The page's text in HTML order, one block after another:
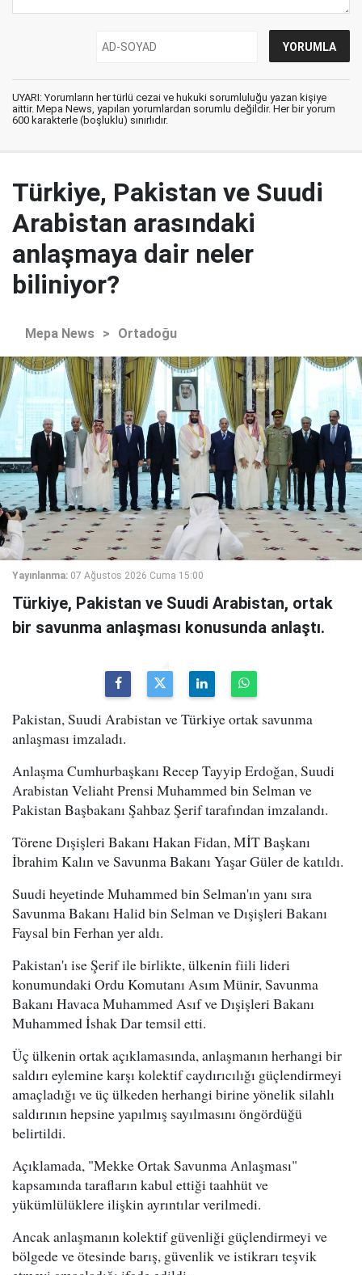
UYARI: Yorumların her türlü cezai ve hukuki sorumluluğu yazan kişiye
aittir. Mepa News, yapılan yorumlardan sorumlu değildir. Her bir yorum
600 karakterle (boşluklu) sınırlıdır.
Türkiye, Pakistan ve Suudi
Arabistan arasındaki
anlaşmaya dair neler
biliniyor?
Mepa News > Ortadoğu
Yayınlanma: 07 Ağustos 2026 Cuma 15:00
Türkiye, Pakistan ve Suudi Arabistan, ortak
bir savunma anlaşması konusunda anlaştı.
Pakistan, Suudi Arabistan ve Türkiye ortak savunma
anlaşması imzaladı.
Anlaşma Cumhurbaşkanı Recep Tayyip Erdoğan, Suudi
Arabistan Veliaht Prensi Muhammed bin Selman ve
Pakistan Başbakanı Şahbaz Şerif tarafından imzalandı.
Törene Dışişleri Bakanı Hakan Fidan, MİT Başkanı
İbrahim Kalın ve Savunma Bakanı Yaşar Güler de katıldı.
Suudi heyetinde Muhammed bin Selman'ın yanı sıra
Savunma Bakanı Halid bin Selman ve Dışişleri Bakanı
Faysal bin Ferhan yer aldı.
Pakistan'ı ise Şerif ile birlikte, ülkenin fiili lideri
konumundaki Ordu Komutanı Asım Münir, Savunma
Bakanı Havaca Muhammed Asıf ve Dışişleri Bakanı
Muhammed İshak Dar temsil etti.
Üç ülkenin ortak açıklamasında, anlaşmanın herhangi bir
saldırı eylemine karşı kolektif caydırıcılığı güçlendirmeyi
amaçladığı ve üç ülkeden herhangi birine yönelik silahlı
saldırının hepsine yapılmış sayılmasını öngördüğü
belirtildi.
Açıklamada, "Mekke Ortak Savunma Anlaşması"
kapsamında tarafların kabul ettiği taahhüt ve
yükümlülüklere ilişkin ayrıntılar verilmedi.
Ancak anlaşmanın kolektif güvenliği güçlendirmeyi ve
bölgede ve ötesinde barış, güvenlik ve istikrarı teşvik